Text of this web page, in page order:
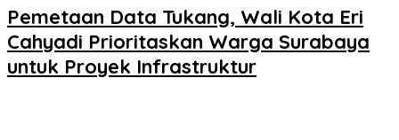
Pemetaan Data Tukang, Wali Kota Eri
Cahyadi Prioritaskan Warga Surabaya
untuk Proyek Infrastruktur